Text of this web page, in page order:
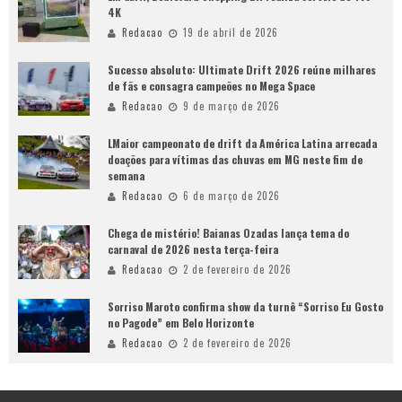
4K
Redacao 19 de abril de 2026
Sucesso absoluto: Ultimate Drift 2026 reúne milhares
de fãs e consagra campeões no Mega Space
Redacao 9 de março de 2026
LMaior campeonato de drift da América Latina arrecada
doações para vítimas das chuvas em MG neste fim de
semana
Redacao 6 de março de 2026
Chega de mistério! Baianas Ozadas lança tema do
carnaval de 2026 nesta terça-feira
Redacao 2 de fevereiro de 2026
Sorriso Maroto confirma show da turnê “Sorriso Eu Gosto
no Pagode” em Belo Horizonte
Redacao 2 de fevereiro de 2026